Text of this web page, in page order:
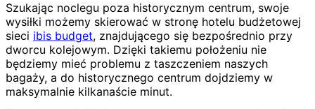
Szukając noclegu poza historycznym centrum, swoje
wysiłki możemy skierować w stronę hotelu budżetowej
sieci ibis budget, znajdującego się bezpośrednio przy
dworcu kolejowym. Dzięki takiemu położeniu nie
będziemy mieć problemu z taszczeniem naszych
bagaży, a do historycznego centrum dojdziemy w
maksymalnie kilkanaście minut.